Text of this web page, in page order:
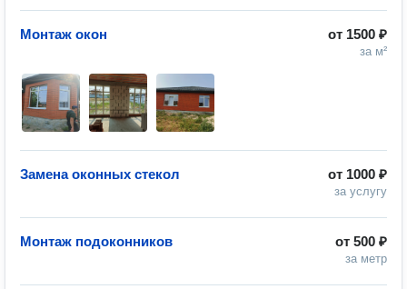
от 1500 ₽
за м²
Монтаж окон
от 1000 ₽
за услугу
Замена оконных стекол
от 500 ₽
за метр
Монтаж подоконников